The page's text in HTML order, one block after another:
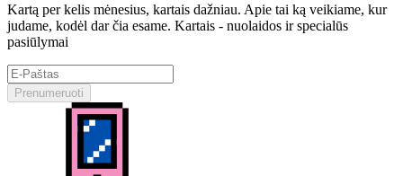
Kartą per kelis mėnesius, kartais dažniau. Apie tai ką veikiame, kur
judame, kodėl dar čia esame. Kartais - nuolaidos ir specialūs
pasiūlymai
Prenumeruoti